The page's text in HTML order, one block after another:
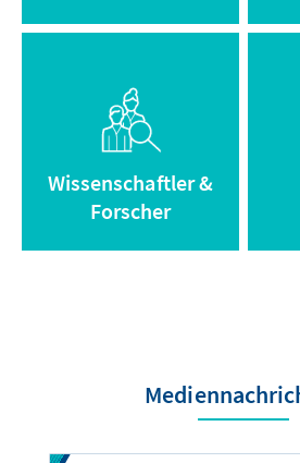
Wissenschaftler &
Forscher
Zum Archiv